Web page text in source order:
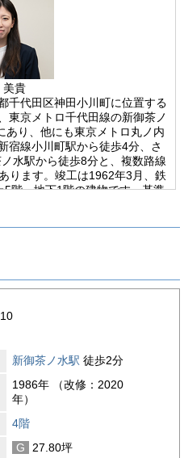
貴
千代田区神田小川町に位置する
東京メトロ千代田線の新御茶ノ
あり、他にも東京メトロ丸ノ内
宿線小川町駅から徒歩4分、さ
水駅から徒歩8分と、複数路線
ります。竣工は1962年3月、鉄
階・地下1階の建物です。基準
が完備されています。コンパ
ベーター1基、セキュリティは
アであり、利便性が高いため中
幅広い業種に適しています。ま
業員や来訪者にとって非常に
ルは効率的かつ快適なオフィス
千代田区神田小川町2丁目に位
適したエリアに立地していま
通アクセスが優れており、複
ます。最寄り駅である新御茶
く、さらに淡路町駅や小川町
新御茶ノ水駅 徒歩2分
1986年 （改修：2020
年）
4階
G 27.80坪